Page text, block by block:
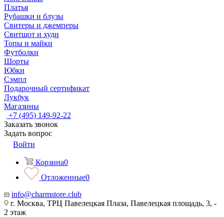
Платья
Рубашки и блузы
Свитеры и джемперы
Свитшот и худи
Топы и майки
Футболки
Шорты
Юбки
Сэмпл
Подарочный сертификат
Лукбук
Магазины
+7 (495) 149-92-22
Заказать звонок
Задать вопрос
Войти
Корзина0
Отложенные0
info@charmstore.club
г. Москва, ТРЦ Павелецкая Плаза, Павелецкая площадь, 3, -
2 этаж